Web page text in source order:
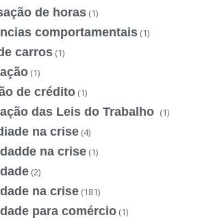
de horas (1)
comportamentais (1)
carros (1)
(1)
de crédito (1)
das Leis do Trabalho (1)
na crise (4)
na crise (1)
(2)
na crise (181)
para comércio (1)